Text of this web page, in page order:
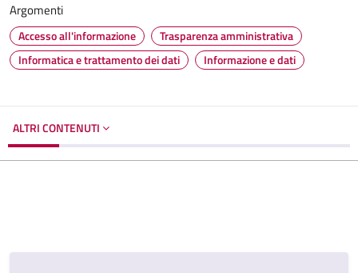
Argomenti
Accesso all'informazione
Trasparenza amministrativa
Informatica e trattamento dei dati
Informazione e dati
ALTRI CONTENUTI